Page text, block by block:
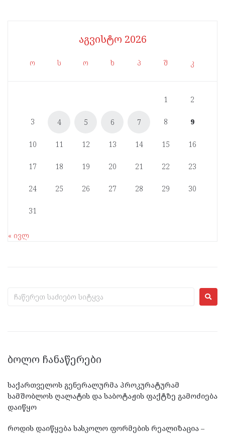
აგვისტო 2026
ო ს ო ხ პ შ კ
1 2
3 4 5 6 7 8 9
10 11 12 13 14 15 16
17 18 19 20 21 22 23
24 25 26 27 28 29 30
31
« ივლ
ᲑᲝᲚᲝ ᲩᲐᲜᲐᲬᲔᲠᲔᲑᲘ
საქართველოს გენერალურმა პროკურატურამ
სამშობლოს ღალატის და საბოტაჟის ფაქტზე გამოძიება
დაიწყო
როდის დაიწყება სასკოლო ფორმების რეალიზაცია –